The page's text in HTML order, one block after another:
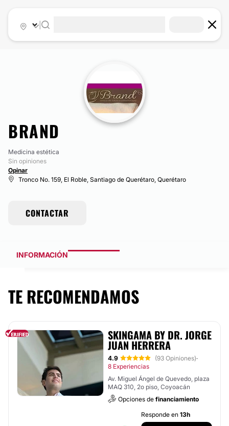
BRAND
Medicina estética
Sin opiniones
Opinar
Tronco No. 159, El Roble, Santiago de Querétaro, Querétaro
CONTACTAR
INFORMACIÓN
TE RECOMENDAMOS
SKINGAMA BY DR. JORGE
JUAN HERRERA
4.9 (93 Opiniones)·
8 Experiencias
Av. Miguel Ángel de Quevedo, plaza
MAQ 310, 2o piso, Coyoacán
Opciones de financiamiento
Responde en 13h